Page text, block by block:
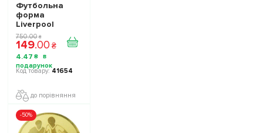
Футбольна
форма
Liverpool
домашня без
номера на
спині
підліткова
750.00 ₴
149.00 ₴
4.47 ₴
41654
до порівняння
-50%